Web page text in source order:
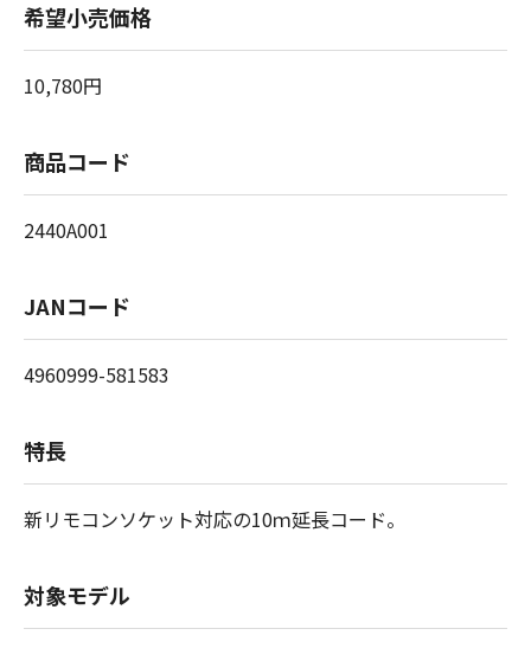
希望小売価格
10,780円
商品コード
2440A001
JANコード
4960999-581583
特長
新リモコンソケット対応の10ｍ延長コード。
対象モデル